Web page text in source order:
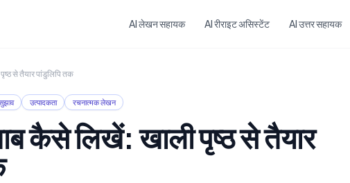
AI लेखन सहायक AI रीराइट असिस्टेंट AI उत्तर सहायक
से तैयार पांडुलिपि तक
उत्पादकता रचनात्मक लेखन
कैसे लिखें: खाली पृष्ठ से तैयार